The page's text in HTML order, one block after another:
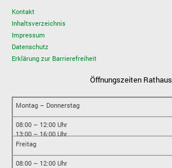
Kontakt
Inhaltsverzeichnis
Impressum
Datenschutz
Erklärung zur Barrierefreiheit
Öffnungszeiten Rathaus
Montag – Donnerstag
08:00 – 12:00 Uhr
13:00 – 16:00 Uhr
Freitag
08:00 – 12:00 Uhr